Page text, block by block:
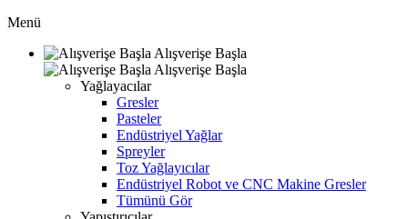
Menü
Alışverişe Başla
Alışverişe Başla
Yağlayacılar
Gresler
Pasteler
Endüstriyel Yağlar
Spreyler
Toz Yağlayıcılar
Endüstriyel Robot ve CNC Makine Gresler
Tümünü Gör